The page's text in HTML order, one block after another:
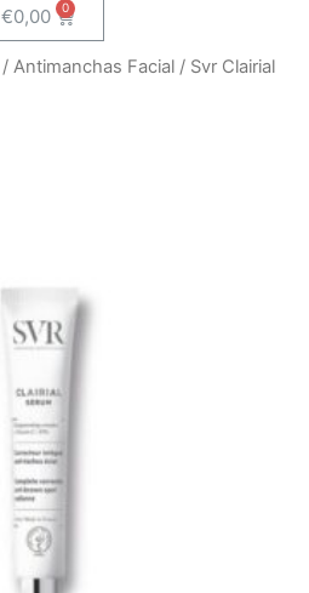
€0,00
/ Antimanchas Facial / Svr Clairial